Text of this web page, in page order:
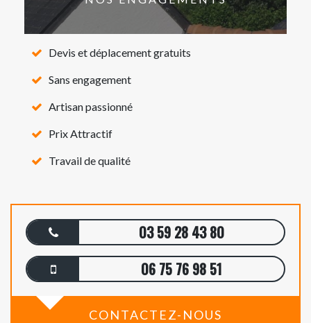
Devis et déplacement gratuits
Sans engagement
Artisan passionné
Prix Attractif
Travail de qualité
03 59 28 43 80
06 75 76 98 51
CONTACTEZ-NOUS